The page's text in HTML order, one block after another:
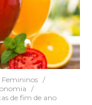
Femininos
de fim de ano